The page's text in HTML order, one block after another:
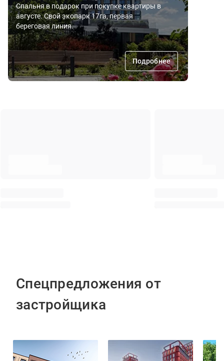
Спальня в подарок при покупке квартиры в
августе. Свой экопарк 17га, первая
береговая линия.
Подробнее
Спецпредложения от
застройщика